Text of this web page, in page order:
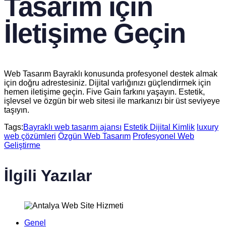
Tasarım için
İletişime Geçin
Web Tasarım Bayraklı konusunda profesyonel destek almak
için doğru adrestesiniz. Dijital varlığınızı güçlendirmek için
hemen iletişime geçin. Five Gain farkını yaşayın. Estetik,
işlevsel ve özgün bir web sitesi ile markanızı bir üst seviyeye
taşıyın.
Tags:Bayraklı web tasarım ajansı Estetik Dijital Kimlik luxury
web çözümleri Özgün Web Tasarım Profesyonel Web
Geliştirme
İlgili Yazılar
Genel